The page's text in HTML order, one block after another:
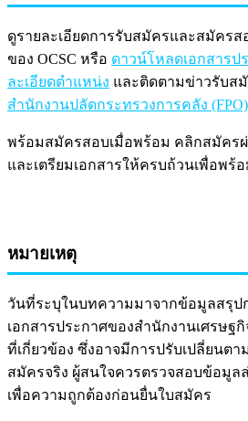
ดูรายละเอียดการรับสมัครและสมัครส
ของ OCSC หรือ ดาวน์โหลดเอกสารป
ละเอียดตำแหน่ง และติดตามข่าวรับส
สำนักงานปลัดกระทรวงการคลัง (FPO)
พร้อมสมัครสอบเมื่อพร้อม คลิกสมัคร
และเตรียมเอกสารให้ครบถ้วนเพื่อพร้
หมายเหตุ
วันที่ระบุในบทความมาจากข้อมูลสรุป
เอกสารประกาศของสำนักงานเศรษฐ
ที่เกี่ยวข้อง ซึ่งอาจมีการปรับเปลี่ยนตา
สมัครจริง ผู้สนใจควรตรวจสอบข้อมูล
เพื่อความถูกต้องก่อนยื่นใบสมัคร